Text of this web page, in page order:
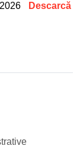
2026 Descarcă